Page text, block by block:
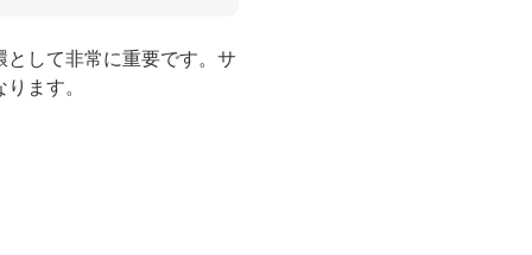
して非常に重要です。サ
ます。